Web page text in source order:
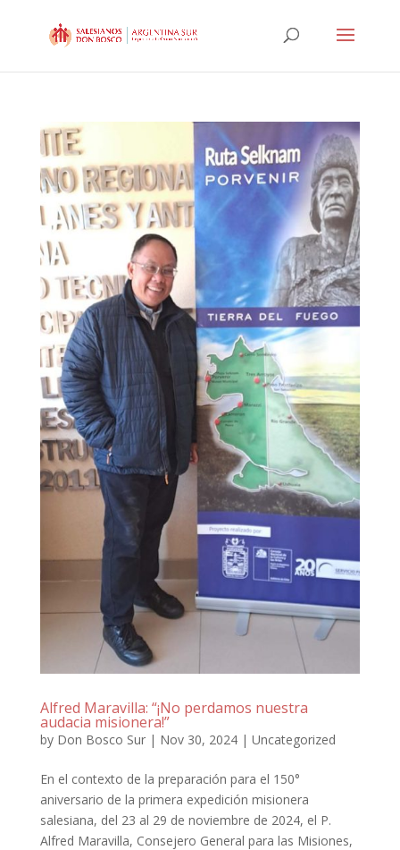
Alfred Maravilla: “¡No perdamos nuestra
audacia misionera!”
by Don Bosco Sur| Nov 30, 2024| Uncategorized
En el contexto de la preparación para el 150°
aniversario de la primera expedición misionera
salesiana, del 23 al 29 de noviembre de 2024, el P.
Alfred Maravilla, Consejero General para las Misiones,